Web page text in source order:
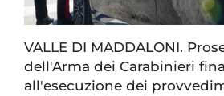
VALLE DI MADDALONI.
dell'Arma dei Carabinieri
all'esecuzione dei